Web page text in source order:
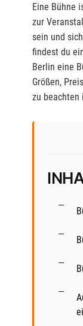
Eine Bühne
zur
sein und
findest du
Berlin eine
Größen,
zu beachten